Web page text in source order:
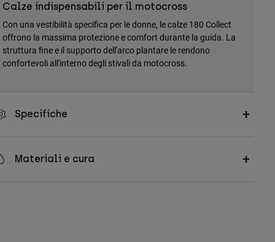
Calze indispensabili per il motocross
Con una vestibilità specifica per le donne, le calze 180 Collect
offrono la massima protezione e comfort durante la guida. La
struttura fine e il supporto dell'arco plantare le rendono
confortevoli all'interno degli stivali da motocross.
Specifiche
Materiali e cura